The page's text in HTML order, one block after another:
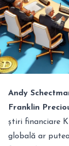
Andy
Franklin
știri financiare
globală ar